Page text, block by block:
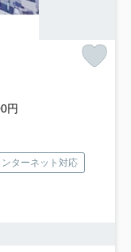
円
ンターネット対応